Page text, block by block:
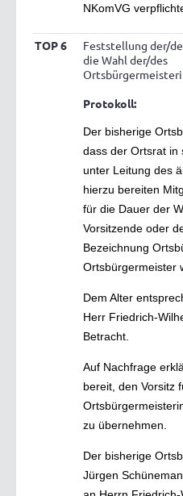
NKomVG
TOP 6
Feststellung der/
die Wahl der/des
Protokoll:
Der bisherige
dass der Ortsrat in
unter Leitung des
hierzu bereiten
für die Dauer der
Vorsitzende oder
Bezeichnung
Ortsbürgermeister
Dem Alter
Herr Friedrich-
Betracht.
Auf Nachfrage
bereit, den Vorsitz
zu übernehmen.
Der bisherige
Jürgen